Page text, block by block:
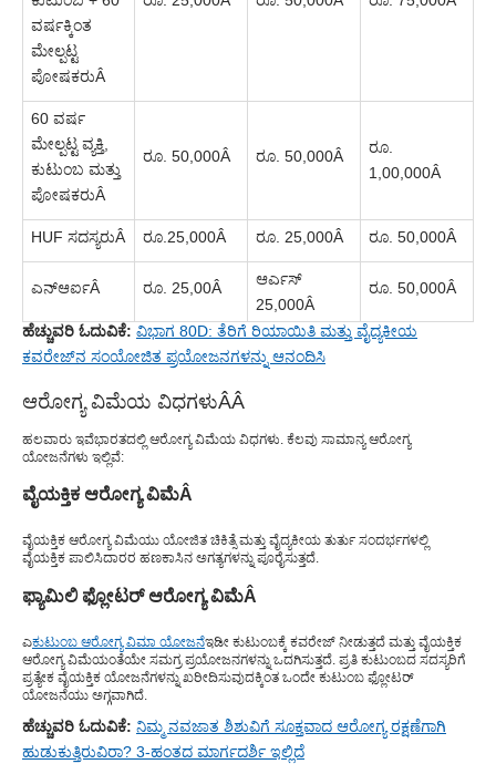
ವರ್ಷಕ್ಕಿಂತ
ಮೇಲ್ಪಟ್ಟ
ಪೋಷಕರುÂ
60 ವರ್ಷ
ಮೇಲ್ಪಟ್ಟ ವ್ಯಕ್ತಿ,
ಕುಟುಂಬ ಮತ್ತು
ಪೋಷಕರುÂ
ರೂ. 50,000Â ರೂ. 50,000Â
ರೂ.
1,00,000Â
HUF ಸದಸ್ಯರುÂ ರೂ.25,000Â ರೂ. 25,000Â ರೂ. 50,000Â
ಎನ್ಆರ್ಐÂ ರೂ. 25,00Â
ಆರ್ಎಸ್
25,000Â
ರೂ. 50,000Â
ಹೆಚ್ಚುವರಿ ಓದುವಿಕೆ: ವಿಭಾಗ 80D: ತೆರಿಗೆ ರಿಯಾಯಿತಿ ಮತ್ತು ವೈದ್ಯಕೀಯ
ಕವರೇಜ್‌ನ ಸಂಯೋಜಿತ ಪ್ರಯೋಜನಗಳನ್ನು ಆನಂದಿಸಿ
ಆರೋಗ್ಯ ವಿಮೆಯ ವಿಧಗಳುÂÂ
ಹಲವಾರು ಇವೆಭಾರತದಲ್ಲಿ ಆರೋಗ್ಯ ವಿಮೆಯ ವಿಧಗಳು . ಕೆಲವು ಸಾಮಾನ್ಯ ಆರೋಗ್ಯ
ಯೋಜನೆಗಳು ಇಲ್ಲಿವೆ:
ವೈಯಕ್ತಿಕ ಆರೋಗ್ಯ ವಿಮೆÂ
ವೈಯಕ್ತಿಕ ಆರೋಗ್ಯ ವಿಮೆಯು ಯೋಜಿತ ಚಿಕಿತ್ಸೆ ಮತ್ತು ವೈದ್ಯಕೀಯ ತುರ್ತು ಸಂದರ್ಭಗಳಲ್ಲಿ
ವೈಯಕ್ತಿಕ ಪಾಲಿಸಿದಾರರ ಹಣಕಾಸಿನ ಅಗತ್ಯಗಳನ್ನು ಪೂರೈಸುತ್ತದೆ.
ಫ್ಯಾಮಿಲಿ ಫ್ಲೋಟರ್ ಆರೋಗ್ಯ ವಿಮೆÂ
ಎಕುಟುಂಬ ಆರೋಗ್ಯ ವಿಮಾ ಯೋಜನೆಇಡೀ ಕುಟುಂಬಕ್ಕೆ ಕವರೇಜ್ ನೀಡುತ್ತದೆ ಮತ್ತು ವೈಯಕ್ತಿಕ
ಆರೋಗ್ಯ ವಿಮೆಯಂತೆಯೇ ಸಮಗ್ರ ಪ್ರಯೋಜನಗಳನ್ನು ಒದಗಿಸುತ್ತದೆ. ಪ್ರತಿ ಕುಟುಂಬದ ಸದಸ್ಯರಿಗೆ
ಪ್ರತ್ಯೇಕ ವೈಯಕ್ತಿಕ ಯೋಜನೆಗಳನ್ನು ಖರೀದಿಸುವುದಕ್ಕಿಂತ ಒಂದೇ ಕುಟುಂಬ ಫ್ಲೋಟರ್
ಯೋಜನೆಯು ಅಗ್ಗವಾಗಿದೆ.
ಹೆಚ್ಚುವರಿ ಓದುವಿಕೆ: ನಿಮ್ಮ ನವಜಾತ ಶಿಶುವಿಗೆ ಸೂಕ್ತವಾದ ಆರೋಗ್ಯ ರಕ್ಷಣೆಗಾಗಿ
ಹುಡುಕುತ್ತಿರುವಿರಾ? 3-ಹಂತದ ಮಾರ್ಗದರ್ಶಿ ಇಲ್ಲಿದೆ